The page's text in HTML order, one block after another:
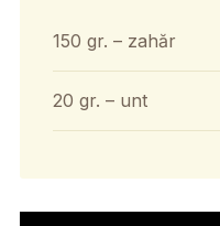
150 gr. – zahăr
20 gr. – unt